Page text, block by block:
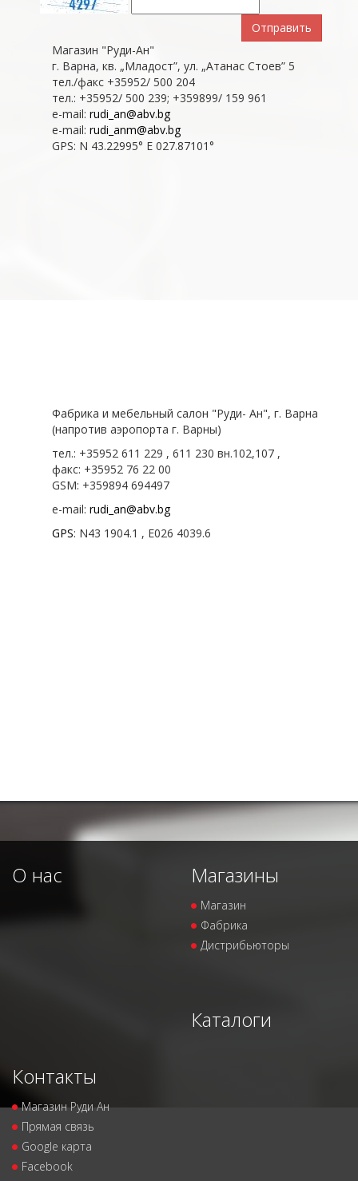
Отправить
Магазин "Руди-Ан"
г. Варна, кв. „Младост”, ул. „Атанас Стоев” 5
тел./факс +35952/ 500 204
тел.: +35952/ 500 239; +359899/ 159 961
e-mail: rudi_an@abv.bg
e-mail: rudi_anm@abv.bg
GPS: N 43.22995° E 027.87101°
Фабрика и мебельный салон "Руди- Ан", г. Варна
(напротив аэропорта г. Варны)
тел.: +35952 611 229 , 611 230 вн.102,107 ,
факс: +35952 76 22 00
GSM: +359894 694497
e-mail: rudi_an@abv.bg
GPS: N43 1904.1 , E026 4039.6
О нас Магазины
Магазин
Фабрика
Дистрибьюторы
Каталоги
Контакты
Магазин Руди Ан
Прямая связь
Google карта
Facebook